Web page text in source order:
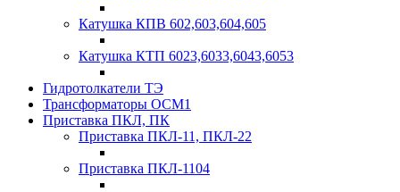
Катушка КПВ 602,603,604,605
Катушка КТП 6023,6033,6043,6053
Гидротолкатели ТЭ
Трансформаторы ОСМ1
Приставка ПКЛ, ПК
Приставка ПКЛ-11, ПКЛ-22
Приставка ПКЛ-1104